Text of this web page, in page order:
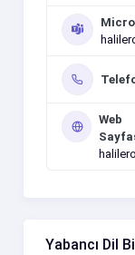
Web
halilerol
Yabancı Dil